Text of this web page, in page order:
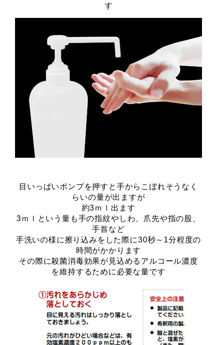
す
目いっぱいポンプを押すと手からこぼれそうなく
らいの量が出ますが
約3ｍｌ出ます
3ｍｌという量も手の指紋やしわ、爪先や指の股、
手首など
手洗いの様に擦り込みをした際に30秒～1分程度の
時間がかかります
その際に殺菌消毒効果が見込めるアルコール濃度
を維持するために必要な量です